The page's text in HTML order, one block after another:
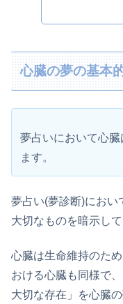
心臓の夢の基本
夢占いにおいて心
ます。
夢占い(夢診断)におい
大切なものを暗示して
心臓は生命維持のた
おける心臓も同様で
大切な存在」を心臓